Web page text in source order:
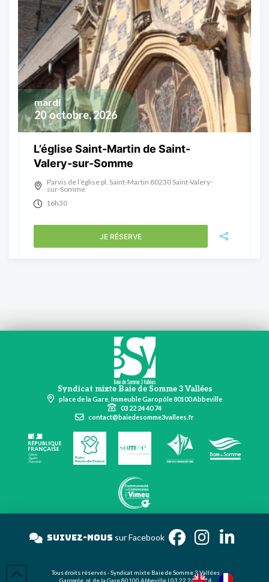
20 octobre, 2026
mardi
L’église Saint-Martin de Saint-
Valery-sur-Somme
Parvis de l’église pl. Saint-Martin 80230 Saint-Valery-
sur-Somme
16h30
JE RÉSERVE
Syndicat mixte Baie de Somme 3 Vallées
place de la Gare, Immeuble Garopôle 80100 Abbeville
03 22 24 40 74
contact@baiedesomme3vallees.fr
Suivez-noussur Facebo
Tous droits réservés - Syndicat mixte Baie de Somme 3 Vallées
Garopole, pl. de la Gare 80100 Abbeville | 03 22 24 40 74